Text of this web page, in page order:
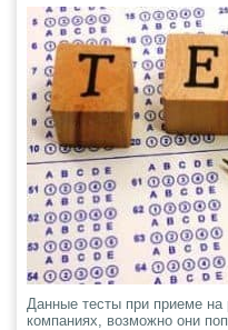
Данные тесты при приеме на
компаниях, возможно они